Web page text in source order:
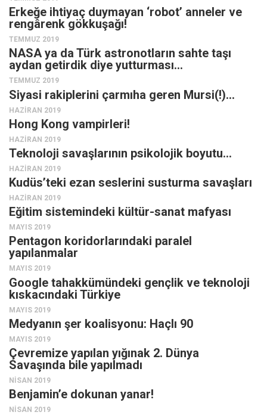
Erkeğe ihtiyaç duymayan ‘robot’ anneler ve
rengârenk gökkuşağı!
TEMMUZ 2019
NASA ya da Türk astronotların sahte taşı
aydan getirdik diye yutturması…
TEMMUZ 2019
Siyasi rakiplerini çarmıha geren Mursi(!)…
HAZIRAN 2019
Hong Kong vampirleri!
HAZIRAN 2019
Teknoloji savaşlarının psikolojik boyutu…
HAZIRAN 2019
Kudüs’teki ezan seslerini susturma savaşları
HAZIRAN 2019
Eğitim sistemindeki kültür-sanat mafyası
MAYIS 2019
Pentagon koridorlarındaki paralel
yapılanmalar
MAYIS 2019
Google tahakkümündeki gençlik ve teknoloji
kıskacındaki Türkiye
MAYIS 2019
Medyanın şer koalisyonu: Haçlı 90
MAYIS 2019
Çevremize yapılan yığınak 2. Dünya
Savaşında bile yapılmadı
NISAN 2019
Benjamin’e dokunan yanar!
NISAN 2019